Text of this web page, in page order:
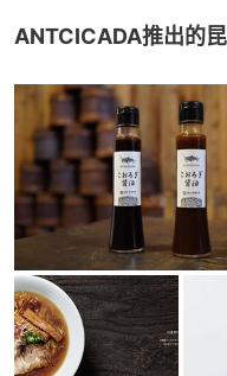
ANTCICADA推出的